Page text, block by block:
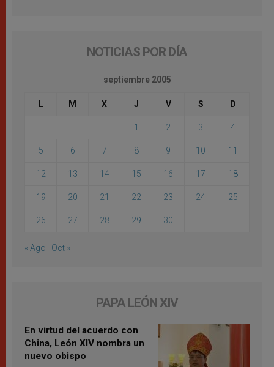
NOTICIAS POR DÍA
septiembre 2005
L M X J V S D
1 2 3 4
5 6 7 8 9 10 11
12 13 14 15 16 17 18
19 20 21 22 23 24 25
26 27 28 29 30
« Ago Oct »
PAPA LEÓN XIV
En virtud del acuerdo con
China, León XIV nombra un
nuevo obispo